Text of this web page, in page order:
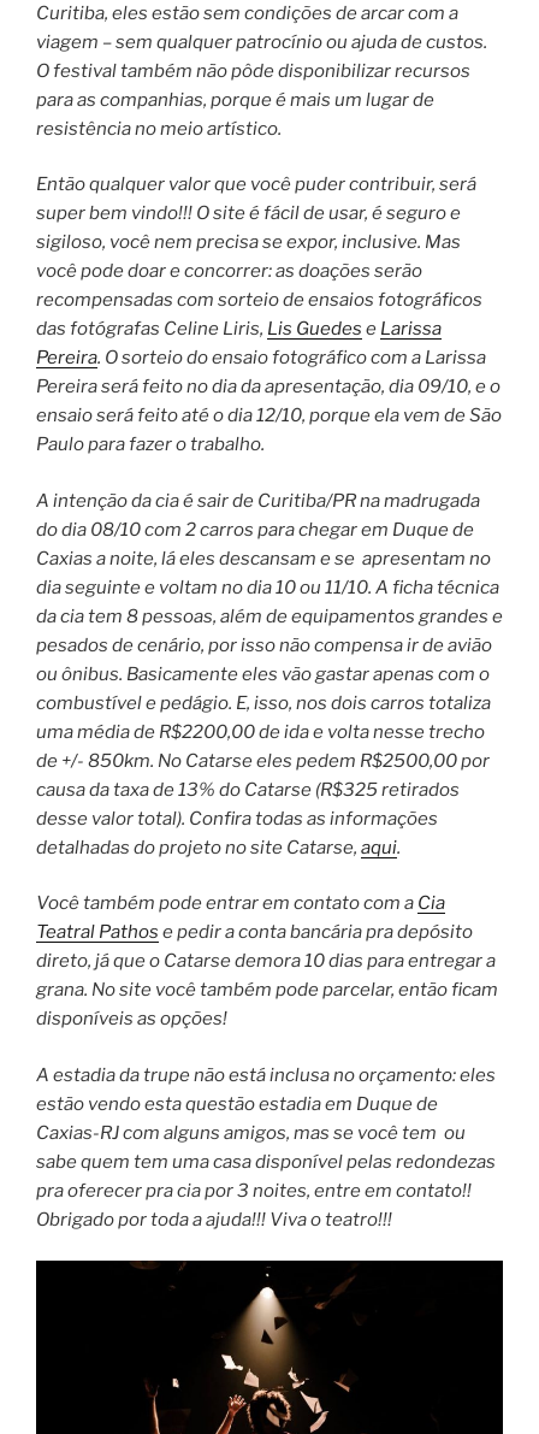
Curitiba, eles estão sem condições de arcar com a
viagem – sem qualquer patrocínio ou ajuda de custos.
O festival também não pôde disponibilizar recursos
para as companhias, porque é mais um lugar de
resistência no meio artístico.
Então qualquer valor que você puder contribuir, será
super bem vindo!!! O site é fácil de usar, é seguro e
sigiloso, você nem precisa se expor, inclusive. Mas
você pode doar e concorrer: as doações serão
recompensadas com sorteio de ensaios fotográficos
das fotógrafas Celine Liris, Lis Guedes e Larissa
Pereira. O sorteio do ensaio fotográfico com a Larissa
Pereira será feito no dia da apresentação, dia 09/10, e o
ensaio será feito até o dia 12/10, porque ela vem de São
Paulo para fazer o trabalho.
A intenção da cia é sair de Curitiba/PR na madrugada
do dia 08/10 com 2 carros para chegar em Duque de
Caxias a noite, lá eles descansam e se apresentam no
dia seguinte e voltam no dia 10 ou 11/10. A ficha técnica
da cia tem 8 pessoas, além de equipamentos grandes e
pesados de cenário, por isso não compensa ir de avião
ou ônibus. Basicamente eles vão gastar apenas com o
combustível e pedágio. E, isso, nos dois carros totaliza
uma média de R$2200,00 de ida e volta nesse trecho
de +/- 850km. No Catarse eles pedem R$2500,00 por
causa da taxa de 13% do Catarse (R$325 retirados
desse valor total). Confira todas as informações
detalhadas do projeto no site Catarse, aqui.
Você também pode entrar em contato com a Cia
Teatral Pathos e pedir a conta bancária pra depósito
direto, já que o Catarse demora 10 dias para entregar a
grana. No site você também pode parcelar, então ficam
disponíveis as opções!
A estadia da trupe não está inclusa no orçamento: eles
estão vendo esta questão estadia em Duque de
Caxias-RJ com alguns amigos, mas se você tem ou
sabe quem tem uma casa disponível pelas redondezas
pra oferecer pra cia por 3 noites, entre em contato!!
Obrigado por toda a ajuda!!! Viva o teatro!!!